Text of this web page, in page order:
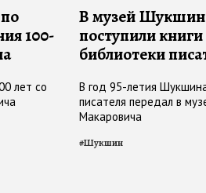
100-
лет со
В музей
поступили
библиотеки
В год 95-летия
писателя передал в
Макаровича
#Шукшин